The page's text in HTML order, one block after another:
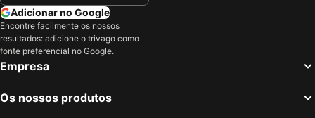
Hotel La Española
Albariza Hotel Boutique
La Bendita Locura
Los Helechos
Oasis Islantilla
Adicionar no Google
Encontre facilmente os nossos
resultados: adicione o trivago como
fonte preferencial no Google.
Empresa
Os nossos produtos